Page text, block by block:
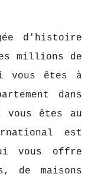
d'histoire
millions de
vous êtes à
dans
êtes au
est
vous offre
de maisons